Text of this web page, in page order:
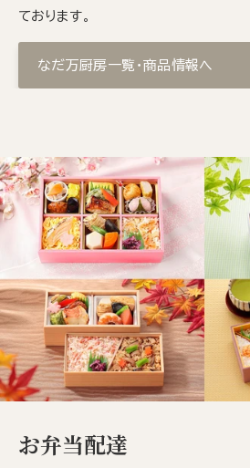
ております。
なだ万厨房一覧・商品情報へ
お弁当配達